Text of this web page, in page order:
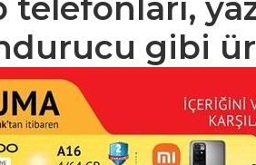
telefonları,
gibi